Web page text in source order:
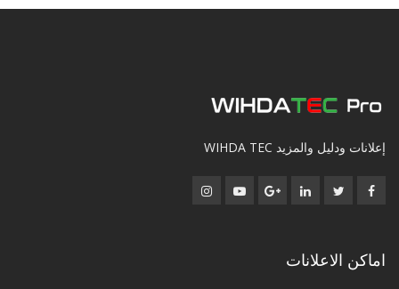
إعلانات ودليل والمزيد WIHDA TEC
اماكن الاعلانات